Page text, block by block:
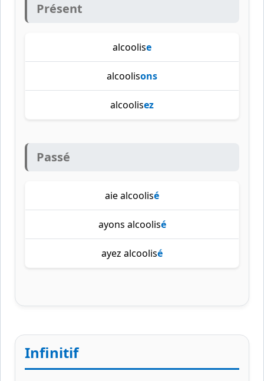
Présent
alcoolise
alcoolisons
alcoolisez
Passé
aie alcoolisé
ayons alcoolisé
ayez alcoolisé
Infinitif